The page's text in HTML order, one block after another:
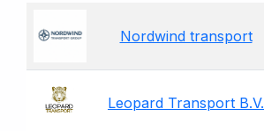
Nordwind transport
Leopard Transport B.V.